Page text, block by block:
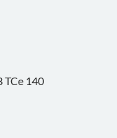
TCe 140